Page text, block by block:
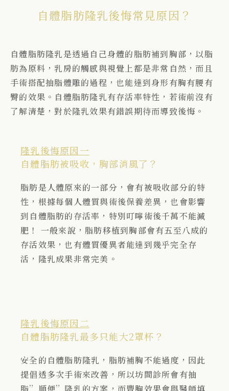
自體脂肪隆乳後悔常見原因？
自體脂肪隆乳是透過自己身體的脂肪補到胸部，以脂
肪為原料，乳房的觸感與視覺上都是非常自然，而且
手術搭配抽脂體雕的過程，也能達到身形有胸有腰有
臀的效果。自體脂肪隆乳有存活率特性，若術前沒有
了解清楚，對於隆乳效果有錯誤期待而導致後悔。
隆乳後悔原因一
自體脂肪被吸收，胸部消風了？
脂肪是人體原來的一部分，會有被吸收部分的特
性，根據每個人體質與術後保養差異，也會影響
到自體脂肪的存活率，特別叮嚀術後千萬不能減
肥！ 一般來說，脂肪移植到胸部會有五至八成的
存活效果，也有體質優異者能達到幾乎完全存
活，隆乳成果非常完美。
隆乳後悔原因二
自體脂肪隆乳最多只能大2罩杯？
安全的自體脂肪隆乳，脂肪補胸不能過度，因此
提倡透多次手術來改善，所以坊間診所會有抽
脂”順便”隆乳的方案，而豐胸效果會與醫師填